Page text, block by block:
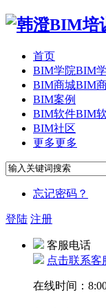
首页
BIM学院BIM
BIM商城BIM
BIM案例
BIM软件BIM
BIM社区
更多更多
忘记密码？
登陆 注册
客服电话
点击联系客
在线时间：